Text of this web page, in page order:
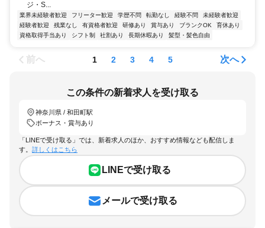
ジ・S...
業界未経験者歓迎 フリーター歓迎 学歴不問 転勤なし 経験不問
未経験者歓迎
経験者歓迎
残業なし 有資格者歓迎 研修あり 賞与あり ブランクOK
育休あり
資格取得手当あり
シフト制 社割あり 長期休暇あり 髪型・髪色自由
前へ 1 2 3 4 5 次へ
この条件の新着求人を受け取る
神奈川県 / 和田町駅
ボーナス・賞与あり
「LINEで受け取る」では、新着求人のほか、おすすめ情報なども配信しま
す。 詳しくはこちら
LINEで受け取る
メールで受け取る